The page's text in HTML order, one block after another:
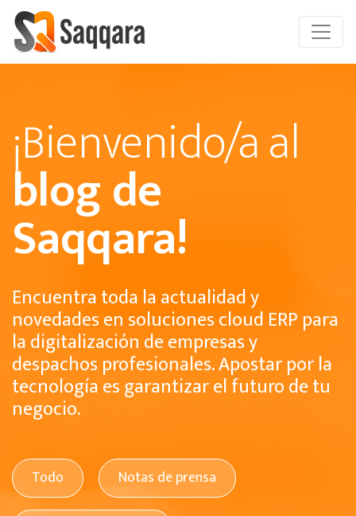
¡Bienvenido/a al
blog de
Saqqara!
Encuentra toda la actualidad y
novedades en soluciones cloud ERP para
la digitalización de empresas y
despachos profesionales. Apostar por la
tecnología es garantizar el futuro de tu
negocio.
Todo Notas de prensa